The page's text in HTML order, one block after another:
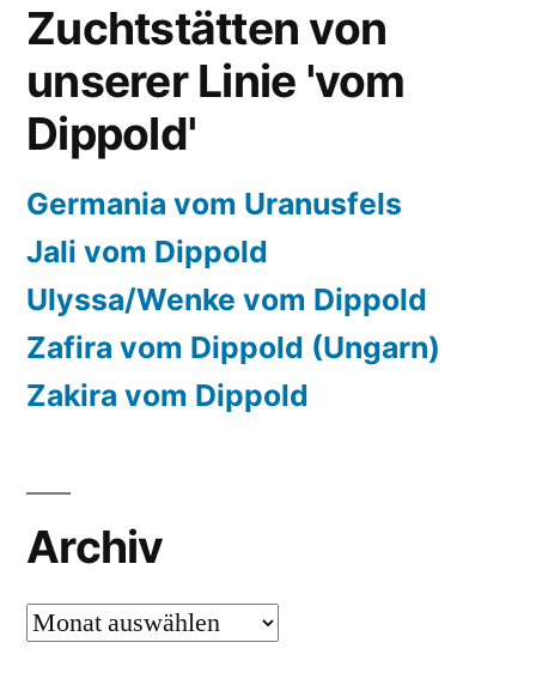
Zuchtstätten von
unserer Linie 'vom
Dippold'
Germania vom Uranusfels
Jali vom Dippold
Ulyssa/Wenke vom Dippold
Zafira vom Dippold (Ungarn)
Zakira vom Dippold
Archiv
Archiv